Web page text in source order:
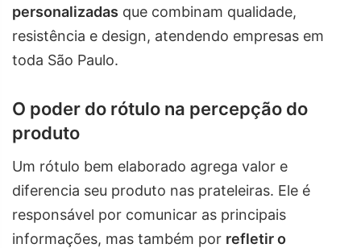
personalizadas que combinam qualidade,
resistência e design, atendendo empresas em
toda São Paulo.
O poder do rótulo na percepção do
produto
Um rótulo bem elaborado agrega valor e
diferencia seu produto nas prateleiras. Ele é
responsável por comunicar as principais
informações, mas também por refletir o